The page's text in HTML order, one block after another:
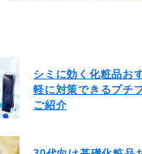
シミに効く化粧品お
軽に対策できるプチ
ご紹介